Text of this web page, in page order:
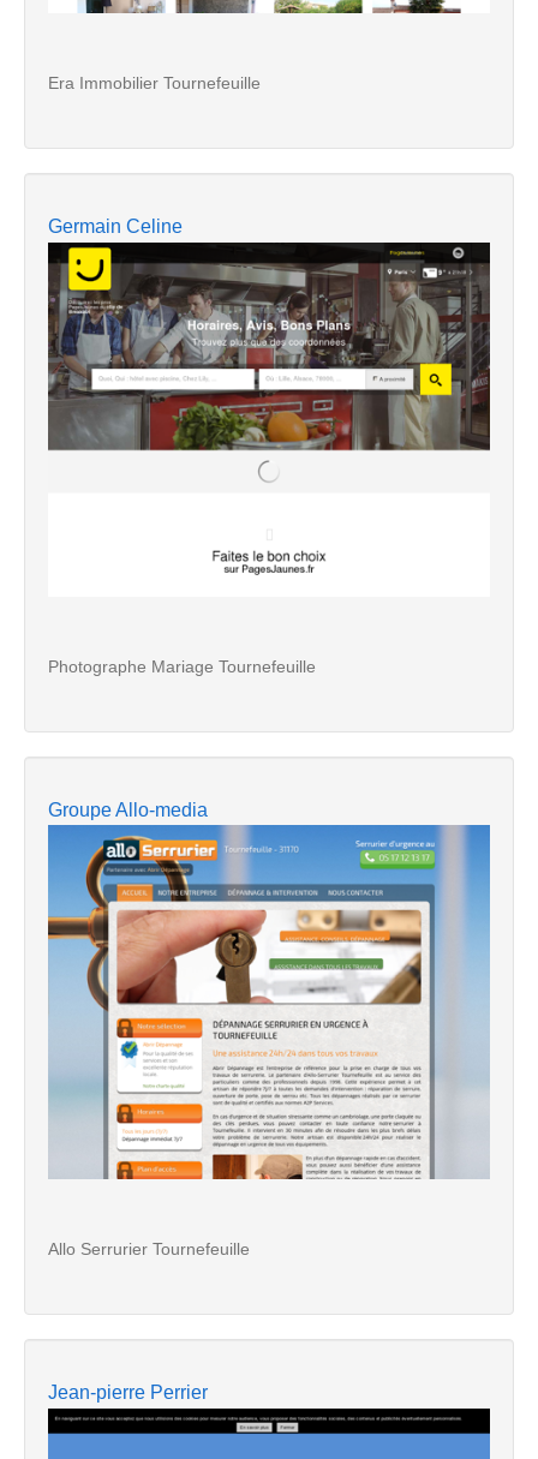
Era Immobilier Tournefeuille
Germain Celine
Photographe Mariage Tournefeuille
Groupe Allo-media
Allo Serrurier Tournefeuille
Jean-pierre Perrier